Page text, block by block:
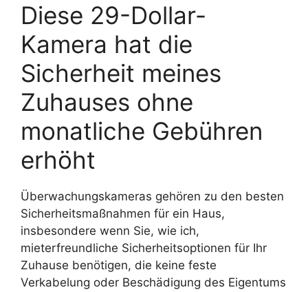
Diese 29-Dollar-
Kamera hat die
Sicherheit meines
Zuhauses ohne
monatliche Gebühren
erhöht
Überwachungskameras gehören zu den besten
Sicherheitsmaßnahmen für ein Haus,
insbesondere wenn Sie, wie ich,
mieterfreundliche Sicherheitsoptionen für Ihr
Zuhause benötigen, die keine feste
Verkabelung oder Beschädigung des Eigentums